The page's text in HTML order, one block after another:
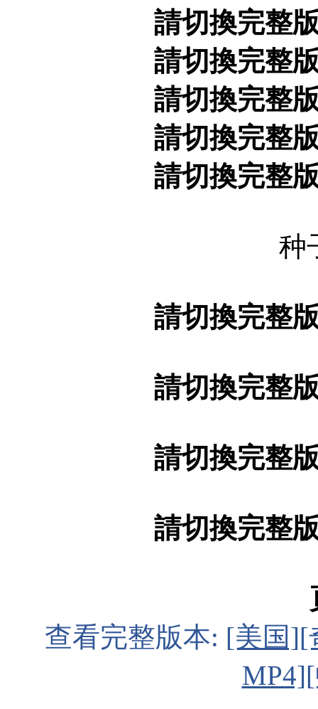
請切換完整
請切換完整
請切換完整
請切換完整
請切換完整
种
請切換完整
請切換完整
請切換完整
請切換完整
查看完整版本: [美国][